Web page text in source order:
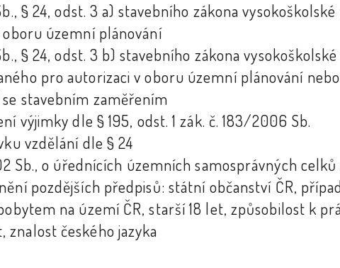
§ 24, odst. 3 a) stavebního zákona
územní plánování
§ 24, odst. 3 b) stavebního zákona
pro autorizaci v oboru územní plánování nebo
stavebním zaměřením
výjimky dle § 195, odst. 1 zák. č. 183/2006 Sb.
vzdělání dle § 24
Sb., o úřednících územních samosprávných celků
pozdějších předpisů: státní občanství ČR,
na území ČR, starší 18 let, způsobilost k
znalost českého jazyka